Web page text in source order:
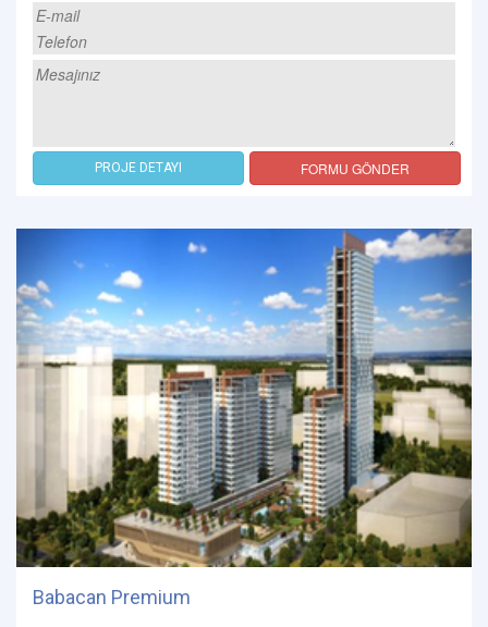
PROJE DETAYI FORMU GÖNDER
Babacan Premium